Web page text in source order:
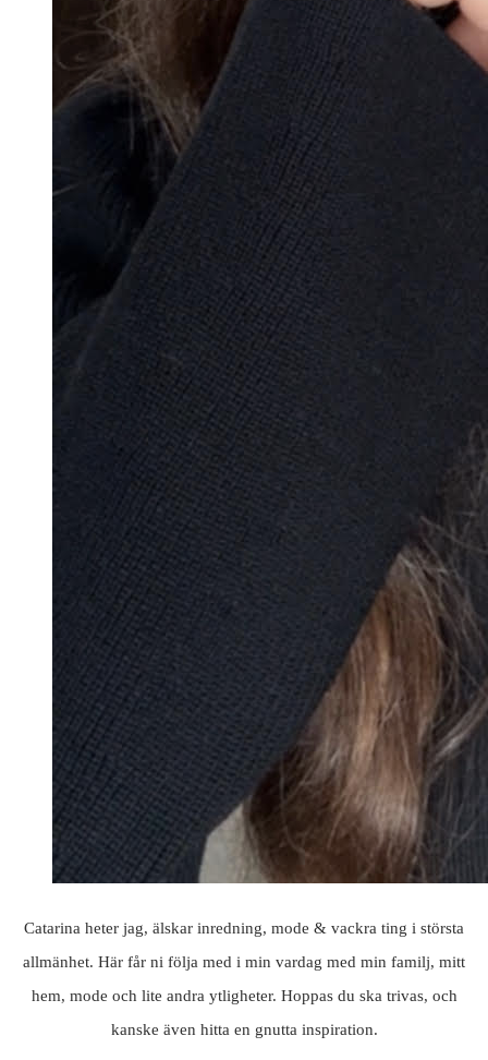
Catarina heter jag, älskar inredning, mode & vackra ting i största
allmänhet. Här får ni följa med i min vardag med min familj, mitt
hem, mode och lite andra ytligheter. Hoppas du ska trivas, och
kanske även hitta en gnutta inspiration.